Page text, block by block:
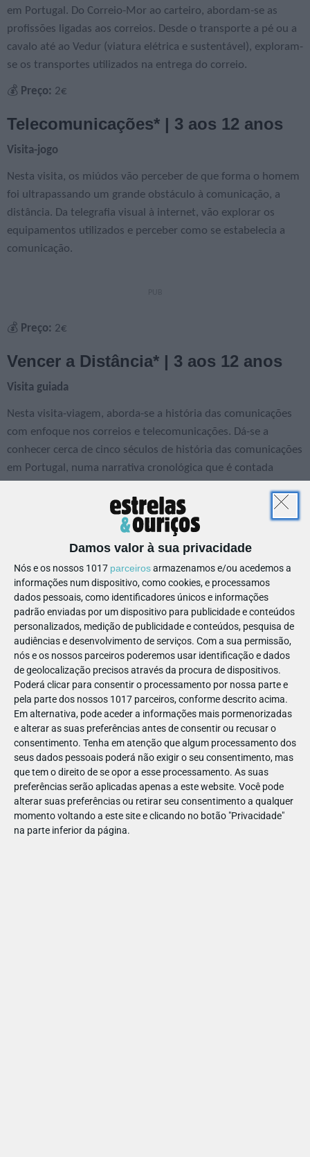
Damos valor à sua privacidade
Nós e os nossos 1017 parceirosarmazenamos e/ou acedemos a
informações num dispositivo, como cookies, e processamos
dados pessoais, como identificadores únicos e informações
padrão enviadas por um dispositivo para publicidade e conteúdos
personalizados, medição de publicidade e conteúdos, pesquisa de
audiências e desenvolvimento de serviços. Com a sua permissão,
nós e os nossos parceiros poderemos usar identificação e dados
de geolocalização precisos através da procura de dispositivos.
Poderá clicar para consentir o processamento por nossa parte e
pela parte dos nossos 1017 parceiros, conforme descrito acima.
Em alternativa, pode aceder a informações mais pormenorizadas
e alterar as suas preferências antes de consentir ou recusar o
consentimento. Tenha em atenção que algum processamento dos
seus dados pessoais poderá não exigir o seu consentimento, mas
que tem o direito de se opor a esse processamento. As suas
preferências serão aplicadas apenas a este website. Você pode
alterar suas preferências ou retirar seu consentimento a qualquer
momento voltando a este site e clicando no botão "Privacidade"
na parte inferior da página.
em Portugal. Do Correio-Mor ao carteiro, abordam-se as
profissões ligadas aos correios. Desde o transporte a pé ou a
cavalo até ao Vedur (viatura elétrica e sustentável), exploram-
se os transportes utilizados na entrega do correio.
💰 Preço: 2€
Telecomunicações* | 3 aos 12 anos
Visita-jogo
Nesta visita, os miúdos vão perceber de que forma o homem
foi ultrapassando um grande obstáculo à comunicação, a
distância. Da telegrafia visual à internet, vão explorar os
equipamentos utilizados e perceber como se estabelecia a
comunicação.
💰 Preço: 2€
Vencer a Distância* | 3 aos 12 anos
Visita guiada
Nesta visita-viagem, aborda-se a história das comunicações
com enfoque nos correios e telecomunicações. Dá-se a
conhecer cerca de cinco séculos de história das comunicações
em Portugal, numa narrativa cronológica que é contada
Rali Fotográfico | 6 aos 12 anos
Atividade
Os participantes recebem as pistas e saem para o exterior do
museu para explorar e fotografar livremente o património
"vivo" dos bairros que circundam o Museu das
Comunicações. O ambiente único e o espírito comunitário
rapidamente estimulam os participantes a entrar no desafio.
Cada um pode tirar fotografias à vontade com os seus
telemóveis! De seguida, partilham as experiências vividas.
💰Preço:5€
Labirinto de Verão | 6 aos 12 anos
Atividade
O Labirinto permite descobrir o museu de forma autónoma e
divertida. As crianças, com um mapa na mão e ao seu ritmo,